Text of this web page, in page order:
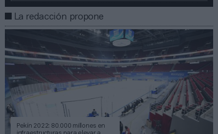
La redacción propone
Pekín 2022: 80.000 millones en